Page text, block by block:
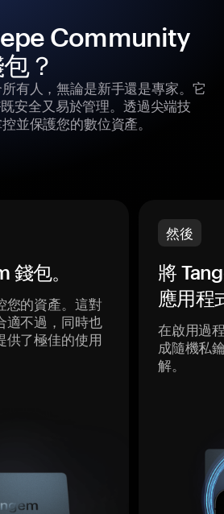
Community
？
有人，無論是新手還是專家。它
安全又易於管理。透過尖端技
並保護您的數位資產。
錢包。
您的資產。這對
適不過，同時也
供了極佳的使用
然後
將
應用程
在啟用過
成隨機私
解。